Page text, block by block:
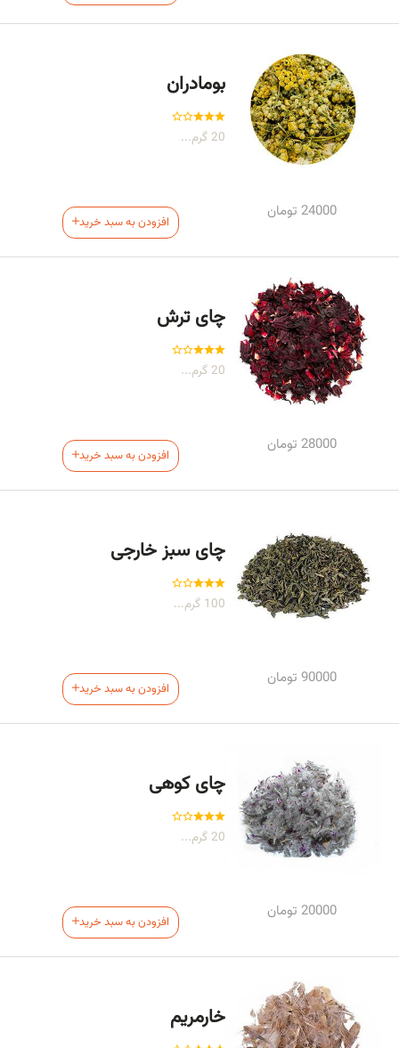
بومادران
20 گرم...
24000 تومان
افزودن به سبد خرید
چای ترش
20 گرم...
28000 تومان
افزودن به سبد خرید
چای سبز خارجی
100 گرم...
90000تومان
افزودن به سبد خرید
چای کوهی
20 گرم...
20000 تومان
افزودن به سبد خرید
خارمریم